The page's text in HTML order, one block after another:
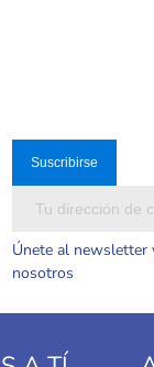
Únete al newsletter
nosotros